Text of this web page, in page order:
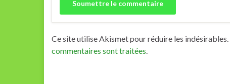
Ce site utilise Akismet pour réduire les indésirables.
commentaires sont traitées.